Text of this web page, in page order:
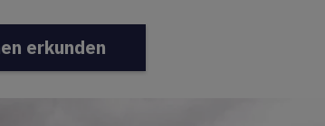
erkunden